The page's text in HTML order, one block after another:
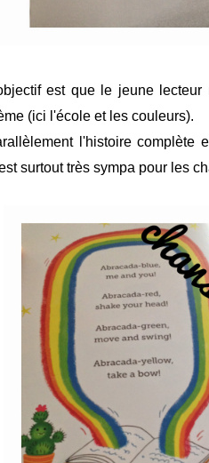
est que le jeune
(ici l'école et les couleurs).
l'histoire complète
surtout très sympa pour les